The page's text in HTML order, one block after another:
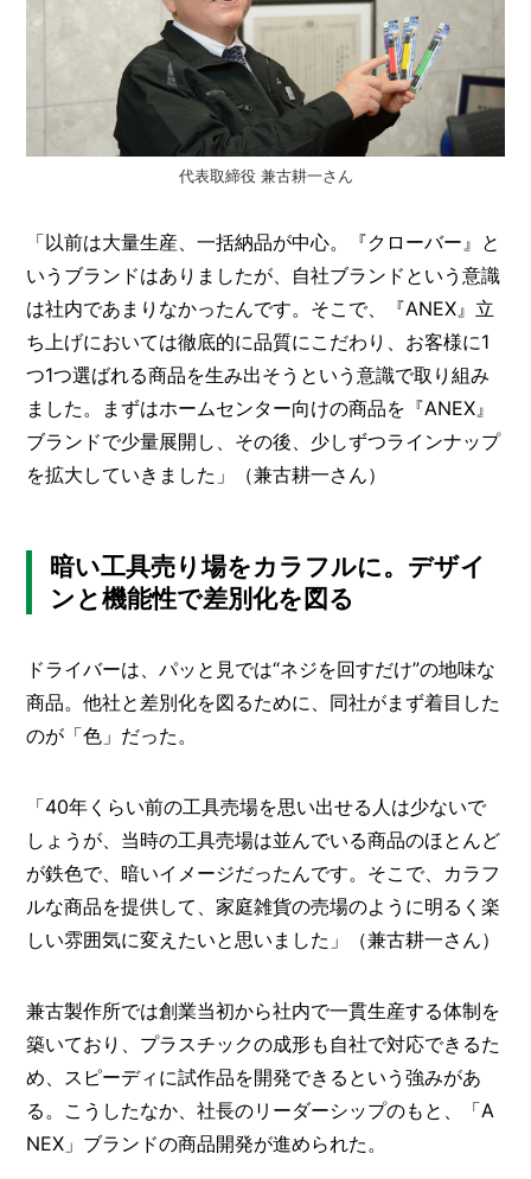
-
T
代表取締役 兼古耕一さん
「以前は大量生産、一括納品が中心。『クローバー』と
いうブランドはありましたが、自社ブランドという意識
は社内であまりなかったんです。そこで、『ANEX』立
ち上げにおいては徹底的に品質にこだわり、お客様に1
つ1つ選ばれる商品を生み出そうという意識で取り組み
ました。まずはホームセンター向けの商品を『ANEX』
ブランドで少量展開し、その後、少しずつラインナップ
を拡大していきました」（兼古耕一さん）
暗い工具売り場をカラフルに。デザイ
ンと機能性で差別化を図る
ドライバーは、パッと見では“ネジを回すだけ”の地味な
商品。他社と差別化を図るために、同社がまず着目した
のが「色」だった。
「40年くらい前の工具売場を思い出せる人は少ないで
しょうが、当時の工具売場は並んでいる商品のほとんど
が鉄色で、暗いイメージだったんです。そこで、カラフ
ルな商品を提供して、家庭雑貨の売場のように明るく楽
しい雰囲気に変えたいと思いました」（兼古耕一さん）
兼古製作所では創業当初から社内で一貫生産する体制を
築いており、プラスチックの成形も自社で対応できるた
め、スピーディに試作品を開発できるという強みがあ
る。こうしたなか、社長のリーダーシップのもと、「A
NEX」ブランドの商品開発が進められた。